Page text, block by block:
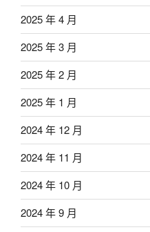
2025 年 4 月
2025 年 3 月
2025 年 2 月
2025 年 1 月
2024 年 12 月
2024 年 11 月
2024 年 10 月
2024 年 9 月